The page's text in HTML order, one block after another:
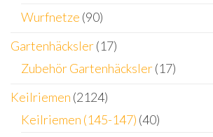
Wurfnetze (90)
Gartenhäcksler(17)
Zubehör Gartenhäcksler(17)
Keilriemen (2124)
Keilriemen (145-147) (40)